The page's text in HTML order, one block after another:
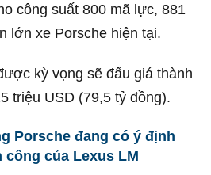
công suất 800 mã lực, 881
lớn xe Porsche hiện tại.
kỳ vọng sẽ đấu giá thành
triệu USD (79,5 tỷ đồng).
Porsche đang có ý định
công của Lexus LM